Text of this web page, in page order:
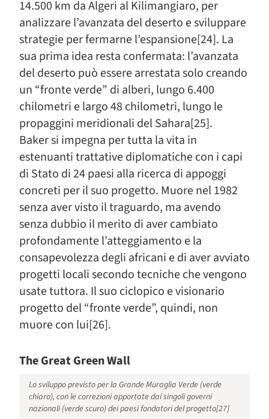
14.500 km da Algeri al Kilimangiaro, per
analizzare l’avanzata del deserto e sviluppare
strategie per fermarne l’espansione[24]. La
sua prima idea resta confermata: l’avanzata
del deserto può essere arrestata solo creando
un “fronte verde” di alberi, lungo 6.400
chilometri e largo 48 chilometri, lungo le
propaggini meridionali del Sahara[25].
Baker si impegna per tutta la vita in
estenuanti trattative diplomatiche con i capi
di Stato di 24 paesi alla ricerca di appoggi
concreti per il suo progetto. Muore nel 1982
senza aver visto il traguardo, ma avendo
senza dubbio il merito di aver cambiato
profondamente l’atteggiamento e la
consapevolezza degli africani e di aver avviato
progetti locali secondo tecniche che vengono
usate tuttora. Il suo ciclopico e visionario
progetto del “fronte verde”, quindi, non
muore con lui[26].
The Great Green Wall
Lo sviluppo previsto per la Grande Muraglia Verde (verde
chiaro), con le correzioni apportate dai singoli governi
nazionali (verde scuro) dei paesi fondatori del progetto[27]